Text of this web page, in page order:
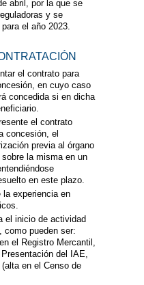
abril, por la que se
y se
el año 2023.
el contrato para
en cuyo caso
concedida si en dicha
el contrato
concesión, el
previa al órgano
la misma en un
en este plazo.
la experiencia en
el inicio de actividad
como pueden ser:
el Registro Mercantil,
del IAE,
en el Censo de